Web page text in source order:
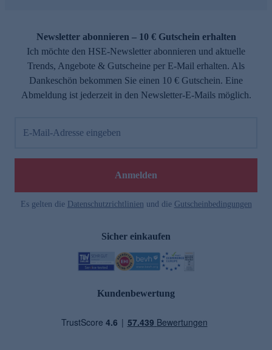
Newsletter abonnieren – 10 € Gutschein erhalten
Ich möchte den HSE-Newsletter abonnieren und aktuelle
Trends, Angebote & Gutscheine per E-Mail erhalten. Als
Dankeschön bekommen Sie einen 10 € Gutschein. Eine
Abmeldung ist jederzeit in den Newsletter-E-Mails möglich.
E-Mail-Adresse eingeben
Anmelden
Es gelten die Datenschutzrichtlinien und die Gutscheinbedingungen
Sicher einkaufen
Kundenbewertung